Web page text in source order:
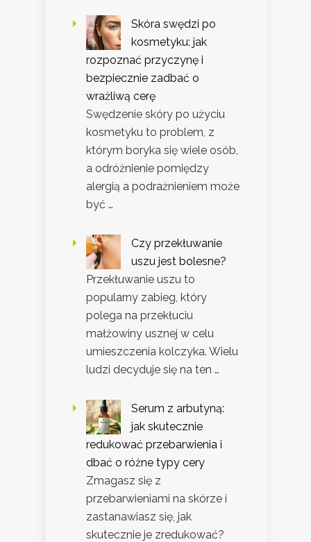
Skóra swędzi po
kosmetyku: jak
rozpoznać przyczynę i
bezpiecznie zadbać o
wrażliwą cerę
Swędzenie skóry po użyciu
kosmetyku to problem, z
którym boryka się wiele osób,
a odróżnienie pomiędzy
alergią a podrażnieniem może
być …
Czy przekłuwanie
uszu jest bolesne?
Przekłuwanie uszu to
popularny zabieg, który
polega na przekłuciu
małżowiny usznej w celu
umieszczenia kolczyka. Wielu
ludzi decyduje się na ten …
Serum z arbutyną:
jak skutecznie
redukować przebarwienia i
dbać o różne typy cery
Zmagasz się z
przebarwieniami na skórze i
zastanawiasz się, jak
skutecznie je zredukować?